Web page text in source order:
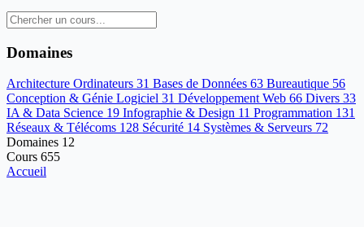
Domaines
Architecture Ordinateurs 31 Bases de Données 63 Bureautique 56
Conception & Génie Logiciel 31 Développement Web 66 Divers 33
IA & Data Science 19 Infographie & Design 11 Programmation 131
Réseaux & Télécoms 128 Sécurité 14 Systèmes & Serveurs 72
Domaines 12
Cours 655
Accueil